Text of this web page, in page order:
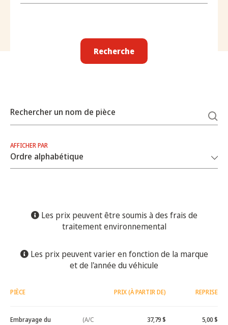
Recherche
Rechercher un nom de pièce
AFFICHER PAR
Les prix peuvent être soumis à des frais de
traitement environnemental
Les prix peuvent varier en fonction de la marque
et de l'année du véhicule
PIÈCE PRIX (À PARTIR DE) REPRISE
Embrayage du
(A/C
37,79 $ 5,00 $